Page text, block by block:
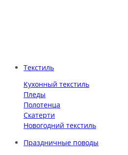
Текстиль
Кухонный текстиль
Пледы
Полотенца
Скатерти
Новогодний текстиль
Праздничные поводы